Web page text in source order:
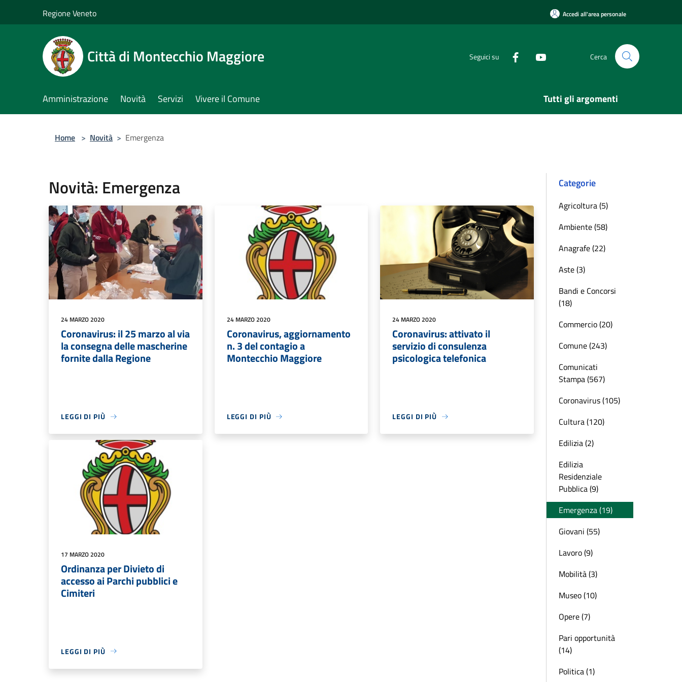
Regione Veneto Accedi all'area personale
Città di Montecchio Maggiore Seguici su Cerca
Amministrazione Novità Servizi Vivere il Comune Tutti gli argomenti
Home > Novità > Emergenza
Novità: Emergenza
24 MARZO 2020
Coronavirus: il 25 marzo al via
la consegna delle mascherine
fornite dalla Regione
LEGGI DI PIÙ
24 MARZO 2020
Coronavirus, aggiornamento
n. 3 del contagio a
Montecchio Maggiore
LEGGI DI PIÙ
24 MARZO 2020
Coronavirus: attivato il
servizio di consulenza
psicologica telefonica
LEGGI DI PIÙ
17 MARZO 2020
Ordinanza per Divieto di
accesso ai Parchi pubblici e
Cimiteri
LEGGI DI PIÙ
Categorie
Agricoltura (5)
Ambiente (58)
Anagrafe (22)
Aste (3)
Bandi e Concorsi
(18)
Commercio (20)
Comune (243)
Comunicati
Stampa (567)
Coronavirus (105)
Cultura (120)
Edilizia (2)
Edilizia
Residenziale
Pubblica (9)
Emergenza (19)
Giovani (55)
Lavoro (9)
Mobilità (3)
Museo (10)
Opere (7)
Pari opportunità
(14)
Politica (1)